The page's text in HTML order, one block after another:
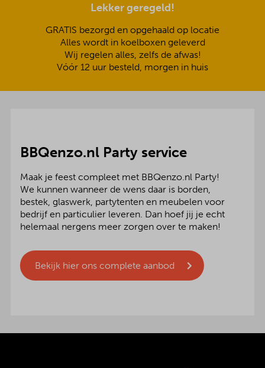
Lekker geregeld!
GRATIS bezorgd en opgehaald op locatie
Alles wordt in koelboxen geleverd
Wij regelen alles, zelfs de afwas!
Vóór 12 uur besteld, morgen in huis
BBQenzo.nl Party service
Maak je feest compleet met BBQenzo.nl Party!
We kunnen wanneer de wens daar is borden,
bestek, glaswerk, partytenten en meubelen voor
bedrijf en particulier leveren. Dan hoef jij je echt
helemaal nergens meer zorgen over te maken!
Bekijk hier ons complete aanbod